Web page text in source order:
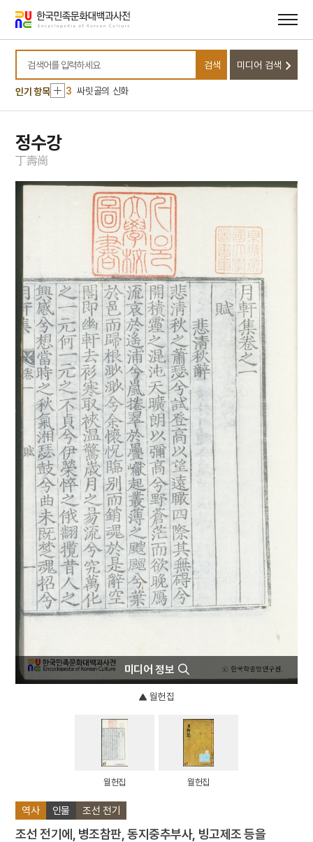
바로가기
바로가기
검색어를 입력하세요
검색 미디어 검색
인기 항목
10 내부순환로
1 금성대군
2 익모초
3 싸릿골의 신화
4 몽유도원도
최치원
경의선
내부순환로
금성대군
2 익모초
3 싸릿골의 신화
4
몽유도원도
5
반야심경
6
속담
7
일제강점기
8
최치원
9
경의선
10
내부순환로
정수강
丁壽崗
역사 인물 조선 전기
조선 전기에, 병조참판, 동지중추부사, 빙고제조 등을
미디어 정보
월헌집
월헌집 월헌집